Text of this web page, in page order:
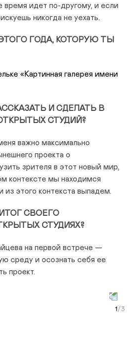
время идет по-другому, и если
никогда не уехать.
ГОДА, КОТОРУЮ ТЫ
«Картинная галерея имени
И СДЕЛАТЬ В
СТУДИЙ?
важно максимально
проекта о
зрителя в этот новый мир,
контексте мы находимся
из этого контекста выпадем.
СВОЕГО
СТУДИЯХ?
на первой встрече —
среду и осознать себя ее
проект.
Next Slide